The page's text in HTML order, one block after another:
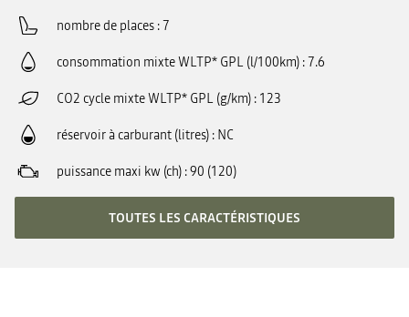
nombre de places 7
consommation mixte WLTP* GPL (l/100km) 7.6
CO2 cycle mixte WLTP* GPL (g/km) 123
réservoir à carburant (litres) NC
puissance maxi kw (ch) 90 (120)
TOUTES LES CARACTÉRISTIQUES